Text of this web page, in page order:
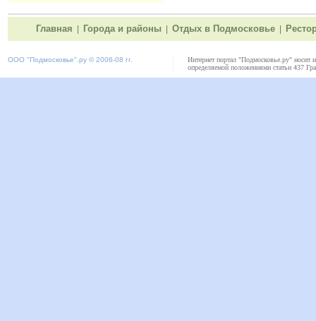
Главная Города и районы Отдых в Подмосковье
ООО "Подмосковье" .ру © 2006-08 гг.
Интернет портал "Подмосковье.ру" носит
определяемой положениями статьи 437